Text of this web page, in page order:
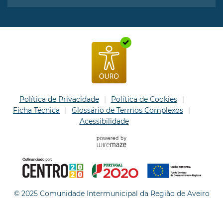
Política de Privacidade
Política de Cookies
Ficha Técnica
Glossário de Termos Complexos
Acessibilidade
© 2025 Comunidade Intermunicipal da Região de Aveiro